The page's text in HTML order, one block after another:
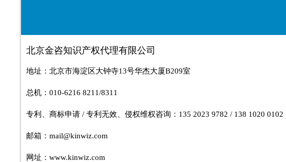
北京金咨知识产权代理有限公司
地址：北京市海淀区大钟寺13号华杰大厦B209室
总机：010-6216 8211/8311
专利、商标申请 / 专利无效、侵权维权咨询： 135 2023 9782 / 138 1020 0102
邮箱：mail@kinwiz.com
网址：www.kinwiz.com